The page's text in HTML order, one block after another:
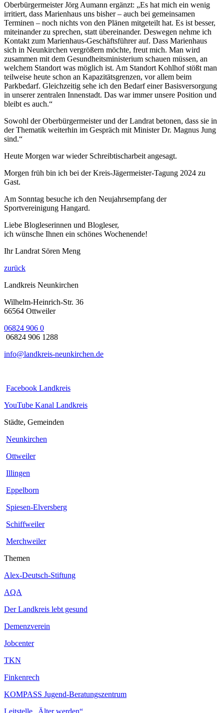
Oberbürgermeister Jörg Aumann ergänzt: „Es hat mich ein wenig
irritiert, dass Marienhaus uns bisher – auch bei gemeinsamen
Terminen – noch nichts von den Plänen mitgeteilt hat. Es ist besser,
miteinander zu sprechen, statt übereinander. Deswegen nehme ich
Kontakt zum Marienhaus-Geschäftsführer auf. Dass Marienhaus
sich in Neunkirchen vergrößern möchte, freut mich. Man wird
zusammen mit dem Gesundheitsministerium schauen müssen, an
welchem Standort was möglich ist. Am Standort Kohlhof stößt man
teilweise heute schon an Kapazitätsgrenzen, vor allem beim
Parkbedarf. Gleichzeitig sehe ich den Bedarf einer Basisversorgung
in unserer zentralen Innenstadt. Das war immer unsere Position und
bleibt es auch.“
Sowohl der Oberbürgermeister und der Landrat betonen, dass sie in
der Thematik weiterhin im Gespräch mit Minister Dr. Magnus Jung
sind.“
Heute Morgen war wieder Schreibtischarbeit angesagt.
Morgen früh bin ich bei der Kreis-Jägermeister-Tagung 2024 zu
Gast.
Am Sonntag besuche ich den Neujahrsempfang der
Sportvereinigung Hangard.
Liebe Blogleserinnen und Blogleser,
ich wünsche Ihnen ein schönes Wochenende!
Ihr Landrat Sören Meng
zurück
Landkreis Neunkirchen
Wilhelm-Heinrich-Str. 36
66564 Ottweiler
06824 906 0
06824 906 1288
info@landkreis-neunkirchen.de
Facebook Landkreis
YouTube Kanal Landkreis
Städte, Gemeinden
Neunkirchen
Ottweiler
Illingen
Eppelborn
Spiesen-Elversberg
Schiffweiler
Merchweiler
Themen
Alex-Deutsch-Stiftung
AQA
Der Landkreis lebt gesund
Demenzverein
Jobcenter
TKN
Finkenrech
KOMPASS Jugend-Beratungszentrum